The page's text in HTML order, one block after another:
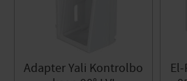
Adapter Yali Kontrolbo